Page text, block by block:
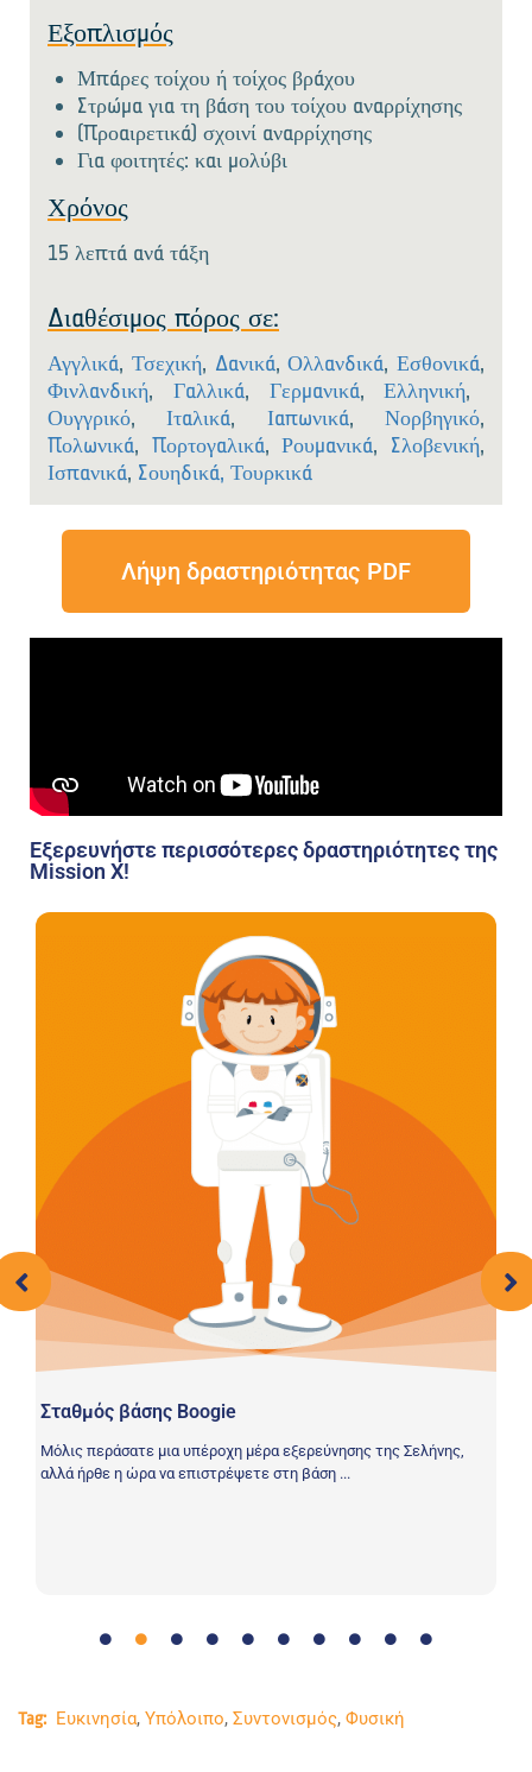
Εξοπλισμός
Μπάρες τοίχου ή τοίχος βράχου
Στρώμα για τη βάση του τοίχου αναρρίχησης
(Προαιρετικά) σχοινί αναρρίχησης
Για φοιτητές: και μολύβι
Χρόνος
15 λεπτά ανά τάξη
Διαθέσιμος πόρος σε:
Αγγλικά, Τσεχική, Δανικά,Ολλανδικά, Εσθονικά,
Φινλανδική, Γαλλικά, Γερμανικά,Ελληνική,
Ουγγρικό,Ιταλικά, Ιαπωνικά,Νορβηγικό,
Πολωνικά, Πορτογαλικά,Ρουμανικά, Σλοβενική,
Ισπανικά, Σουηδικά, Τουρκικά
Λήψη δραστηριότητας PDF
Εξερευνήστε περισσότερες δραστηριότητες της
Mission X!
Σταθμός βάσης Boogie
Μόλις περάσατε μια υπέροχη μέρα εξερεύνησης της Σελήνης,
αλλά ήρθε η ώρα να επιστρέψετε στη βάση ...
Tag: Ευκινησία, Υπόλοιπο, Συντονισμός, Φυσική